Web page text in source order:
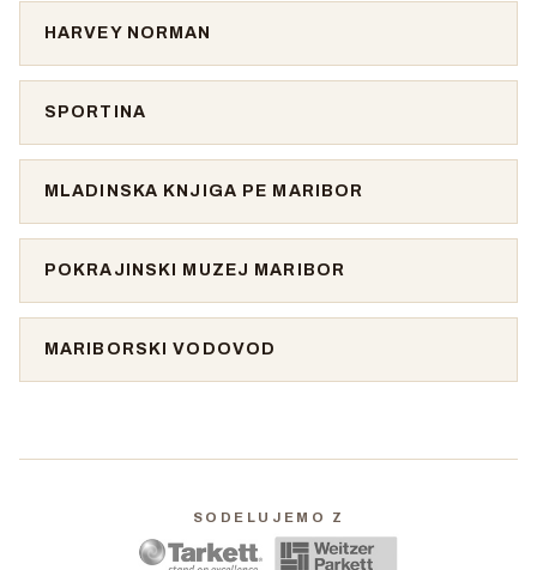
HARVEY NORMAN
SPORTINA
MLADINSKA KNJIGA PE MARIBOR
POKRAJINSKI MUZEJ MARIBOR
MARIBORSKI VODOVOD
SODELUJEMO Z